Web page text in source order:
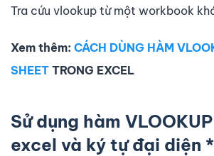
Tra cứu vlookup từ một workbook
Xem thêm: CÁCH DÙNG HÀM
SHEET TRONG EXCEL
Sử dụng hàm
excel và ký tự đại diện *